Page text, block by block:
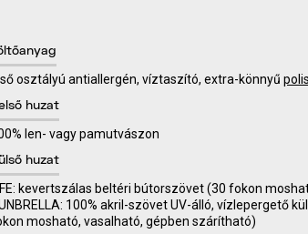
osztályú antiallergén, víztaszító, extra-könnyű
huzat
len- vagy pamutvászon
huzat
kevertszálas beltéri bútorszövet (30 fokon
100% akril-szövet UV-álló, vízlepergető
mosható, vasalható, gépben szárítható)